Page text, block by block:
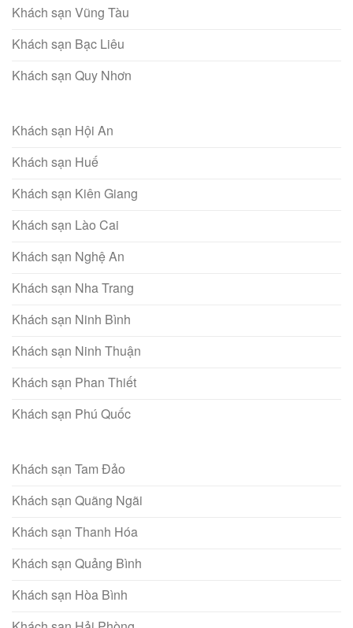
Khách sạn Vũng Tàu
Khách sạn Bạc Liêu
Khách sạn Quy Nhơn
Khách sạn Hội An
Khách sạn Huế
Khách sạn Kiên Giang
Khách sạn Lào Cai
Khách sạn Nghệ An
Khách sạn Nha Trang
Khách sạn Ninh Bình
Khách sạn Ninh Thuận
Khách sạn Phan Thiết
Khách sạn Phú Quốc
Khách sạn Tam Đảo
Khách sạn Quãng Ngãi
Khách sạn Thanh Hóa
Khách sạn Quảng Bình
Khách sạn Hòa Bình